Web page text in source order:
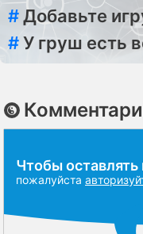
#Добавьте
#У груш есть
Чтобы
пожалуйста